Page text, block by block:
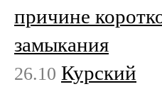
причине
замыкания
26.10 Курский